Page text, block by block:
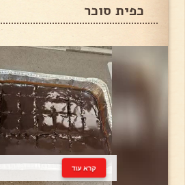
כפית סוכר
קרא עוד